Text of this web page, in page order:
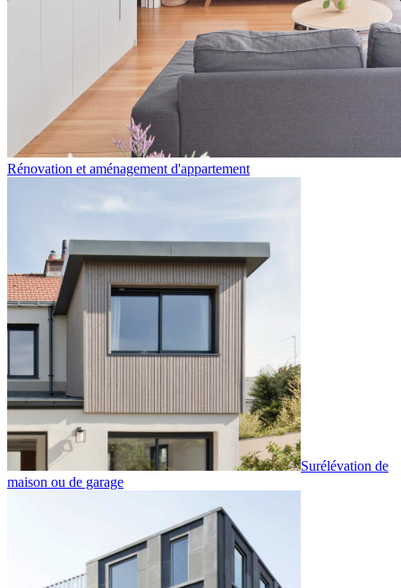
Rénovation et aménagement d'appartement
Surélévation de
maison ou de garage